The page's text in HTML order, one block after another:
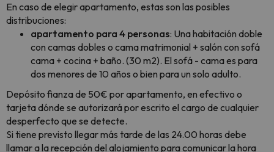
En caso de elegir apartamento, estas son las posibles
distribuciones:
apartamento para 4 personas: Una habitación doble
con camas dobles o cama matrimonial + salón con sofá
cama + cocina + baño. (30 m2). El sofá - cama es para
dos menores de 10 años o bien para un solo adulto.
Depósito fianza de 50€ por apartamento, en efectivo o
tarjeta dónde se autorizará por escrito el cargo de cualquier
desperfecto que se detecte.
Si tiene previsto llegar más tarde de las 24.00 horas debe
llamar a la recepción del alojamiento para comunicar la hora